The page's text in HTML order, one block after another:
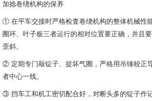
加捻卷绕机构的保养
① 在平车交接时严格检査卷绕机构的整体机械性
圈环、叶子板三者运行的相对位置要正确，并且
歪斜。
② 定期专门敲锭子、捉坏气圈，严格用吊锤校正
者中心一线。
③ 挡车工和机工密切配合好，对断头多的锭子作